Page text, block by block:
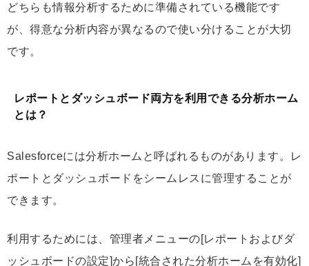
どちらも情報分析するために準備されている機能です
が、得意な分析内容が異なるので使い分けることが大切
です。
レポートとダッシュボード両方を利用できる分析ホーム
とは？
Salesforceには分析ホームと呼ばれるものがあります。レ
ポートとダッシュボードをシームレスに管理することが
できます。
利用するためには、管理者メニューの[レポートおよびダ
ッシュボードの設定]から[統合された分析ホームを有効化]